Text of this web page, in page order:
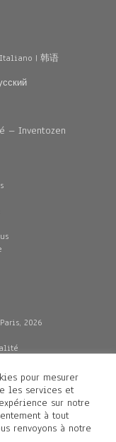
Italiano | 韩语
– Inventozen
2026
pour mesurer
les services et
sur notre
à tout
renvoyons à notre